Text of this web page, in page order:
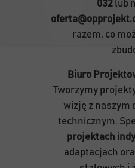
Biuro
Tworzymy
wizję z naszym
technicznym.
projektach
adaptacjach
032 lub
razem, co